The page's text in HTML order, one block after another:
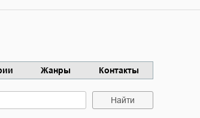
Жанры Контакты
Найти